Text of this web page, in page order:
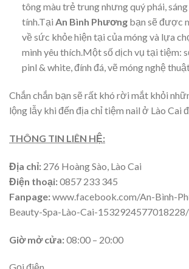
tông màu trẻ trung nhưng quý phái,
tính.Tại An Bình Phươngbạn sẽ được
về sức khỏe hiện tại của móng và lựa
mình yêu thích.Một số dịch vụ tại tiệm:
pinl & white, đính đá, vẽ móng nghệ
Chắn chắn bạn sẽ rất khó rời mắt khỏi
lộng lẫy khi đến địa chỉ tiệm nail ở Lào Cai
THÔNG TIN LIÊN HỆ:
Địa chỉ: 276 Hoàng Sào, Lào Cai
Điện thoại:0857 233 345
Fanpage:www.facebook.com/An-Bình-
Beauty-Spa-Lào-Cai-1532924577018228/
Giờ mở cửa:08:00 – 20:00